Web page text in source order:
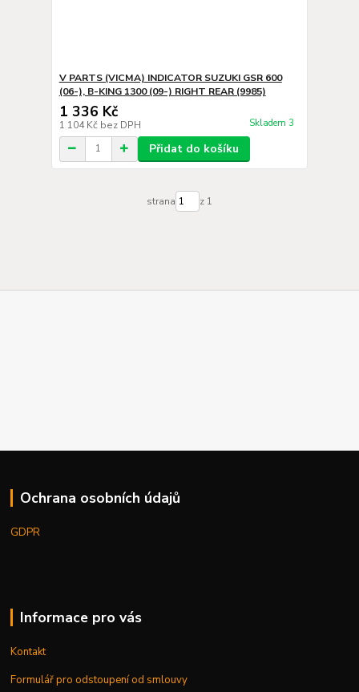
V PARTS (VICMA) INDICATOR SUZUKI GSR 600
(06-), B-KING 1300 (09-) RIGHT REAR (9985)
1 336 Kč
1 104 Kč bez DPH Skladem 3
Přidat do košíku
strana z 1
Ochrana osobních údajů
GDPR
Informace pro vás
Kontakt
Formulář pro odstoupení od smlouvy